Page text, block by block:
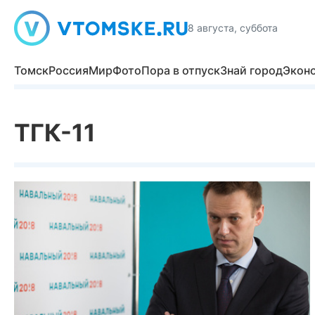
8 августа, суббота
ТомскРоссияМирФотоПора в отпускЗнай город
ТГК-11